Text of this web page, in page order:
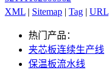
XML | Sitemap | Tag | URL
热门产品：
夹芯板连续生产线
保温板流水线